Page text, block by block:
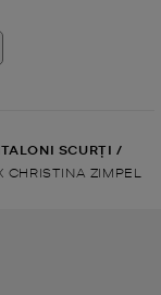
SCURȚI /
ZIMPEL